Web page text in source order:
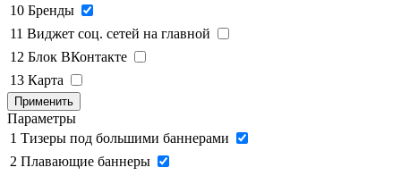
10 Бренды
11 Виджет соц. сетей на главной
12 Блок ВКонтакте
13 Карта
Применить
Параметры
1 Тизеры под большими баннерами
2 Плавающие баннеры